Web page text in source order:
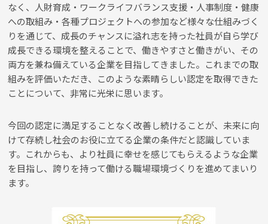
なく、人財育成・ワークライフバランス支援・人事制度・健康
への取組み・各種プロジェクトへの参加など様々な仕組みづく
りを通じて、成長のチャンスに溢れ志を持った社員が自ら学び
成長できる環境を整えることで、働きやすさと働きがい、その
両方を兼ね備えている企業を目指してきました。これまでの取
組みを評価いただき、このような素晴らしい認定を取得できた
ことについて、非常に光栄に思います。
今回の認定に満足することなく改善し続けることが、未来に向
けて存続し社会のお役に立てる企業の条件だと認識していま
す。これからも、より社員に幸せを感じてもらえるような企業
を目指し、誇りを持って働ける職場環境づくりを進めてまいり
ます。